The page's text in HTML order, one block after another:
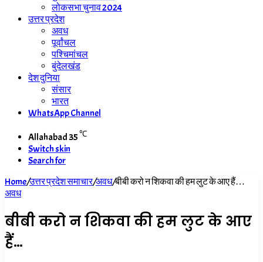
लोकसभा चुनाव 2024
उत्तर प्रदेश
अवध
पूर्वांचल
पश्चिमांचल
बुंदेलखंड
देश दुनिया
संसार
भारत
WhatsApp Channel
Allahabad35℃
Switch skin
Search for
Home/उत्तर प्रदेश समाचार/अवध/बीबी करो न शिकवा की हम लुट के आए हैं…
अवध
बीबी करो न शिकवा की हम लुट के आए
हैं…